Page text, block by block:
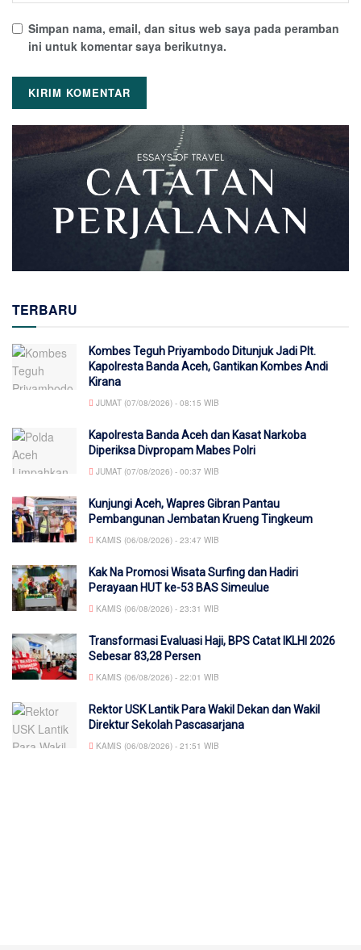
Simpan nama, email, dan situs web saya pada peramban
ini untuk komentar saya berikutnya.
TERBARU
Kombes Teguh Priyambodo Ditunjuk Jadi Plt.
Kapolresta Banda Aceh, Gantikan Kombes Andi
Kirana
JUMAT (07/08/2026) - 08:15 WIB
Kapolresta Banda Aceh dan Kasat Narkoba
Diperiksa Divpropam Mabes Polri
JUMAT (07/08/2026) - 00:37 WIB
Kunjungi Aceh, Wapres Gibran Pantau
Pembangunan Jembatan Krueng Tingkeum
KAMIS (06/08/2026) - 23:47 WIB
Kak Na Promosi Wisata Surfing dan Hadiri
Perayaan HUT ke-53 BAS Simeulue
KAMIS (06/08/2026) - 23:31 WIB
Transformasi Evaluasi Haji, BPS Catat IKLHI 2026
Sebesar 83,28 Persen
KAMIS (06/08/2026) - 22:01 WIB
Rektor USK Lantik Para Wakil Dekan dan Wakil
Direktur Sekolah Pascasarjana
KAMIS (06/08/2026) - 21:51 WIB